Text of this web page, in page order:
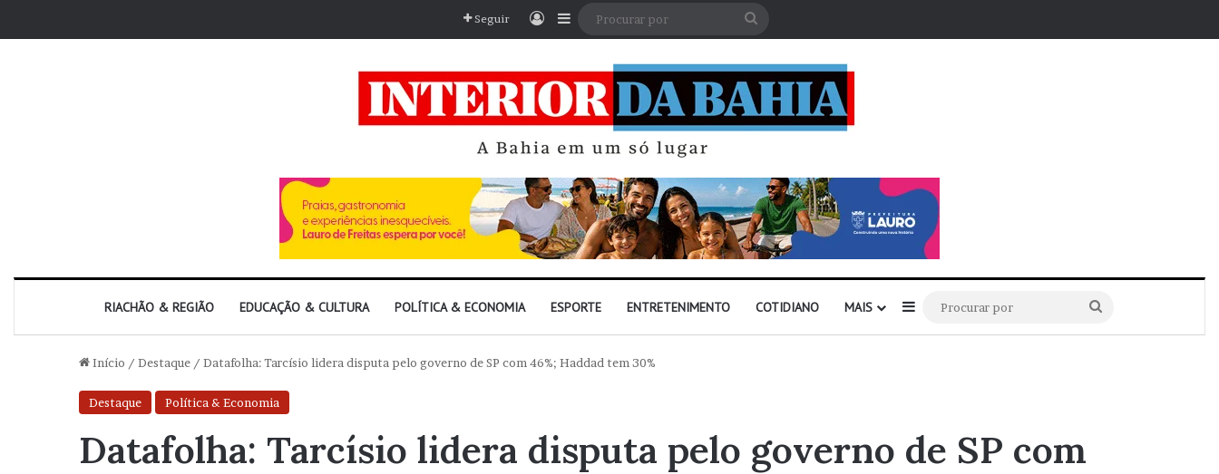
Seguir EntrarBarra Lateral
RIACHÃO & REGIÃO EDUCAÇÃO & CULTURA POLÍTICA & ECONOMIA ESPORTE ENTRETENIMENTO COTIDIANO MAIS Barra Lateral
por
Início / Destaque / Datafolha: Tarcísio lidera disputa pelo governo de SP com 46%; Haddad tem 30%
Destaque Política & Economia
Datafolha: Tarcísio lidera disputa pelo governo de SP com